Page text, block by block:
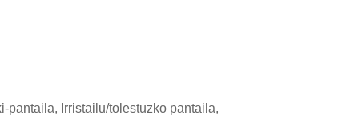
pantaila, Irristailu/tolestuzko pantaila,